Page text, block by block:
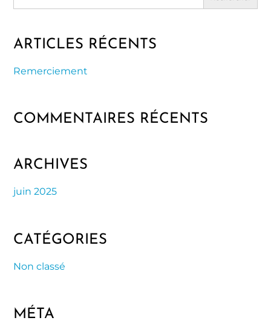
ARTICLES RÉCENTS
Remerciement
COMMENTAIRES RÉCENTS
ARCHIVES
juin 2025
CATÉGORIES
Non classé
MÉTA